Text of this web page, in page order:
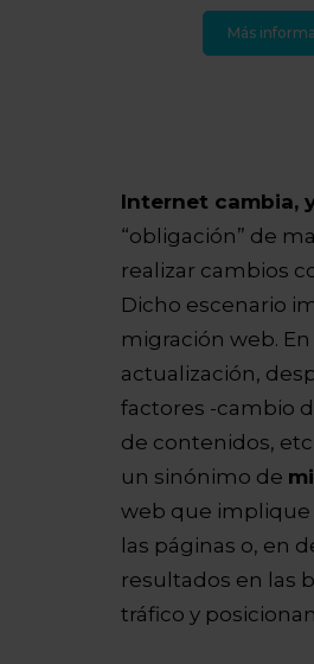
Más
Internet cambia,
“obligación” de
realizar cambios
Dicho escenario
migración web.
actualización,
factores -cambio
de contenidos,
un sinónimo de
web que implique
las páginas o, en
resultados en las
tráfico y